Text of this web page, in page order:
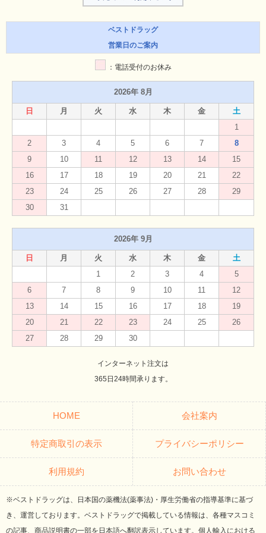
ベストドラッグ
営業日のご案内
：電話受付のお休み
2026年 8月
日 月 火 水 木 金
土
1
2
3 4 5 6 7
8
9
10 11 12 13 14
15
16
17 18 19 20 21
22
23
24 25 26 27 28
29
30
31
2026年 9月
日 月 火 水 木 金
土
1
2 3 4
5
6
7 8 9 10 11
12
13
14 15 16 17 18
19
20
21 22 23 24 25
26
27
28 29 30
インターネット注文は
365日24時間承ります。
HOME 会社案内
特定商取引の表示 プライバシーポリシー
利用規約 お問い合わせ
※ベストドラッグは、日本国の薬機法(薬事法)・厚生労働省の指導基準に基づ
き、運営しております。ベストドラッグで掲載している情報は、各種マスコミ
の記事、商品説明書の一部を日本語へ翻訳表示しています。個人輸入における